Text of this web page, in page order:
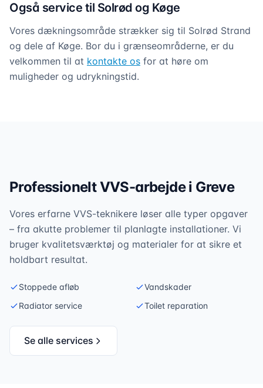
Også service til Solrød og Køge
Vores dækningsområde strækker sig til Solrød Strand
og dele af Køge. Bor du i grænseområderne, er du
velkommen til at kontakte os for at høre om
muligheder og udrykningstid.
Professionelt VVS-arbejde i Greve
Vores erfarne VVS-teknikere løser alle typer opgaver
– fra akutte problemer til planlagte installationer. Vi
bruger kvalitetsværktøj og materialer for at sikre et
holdbart resultat.
Stoppede afløb
Vandskader
Radiator service
Toilet reparation
Se alle services